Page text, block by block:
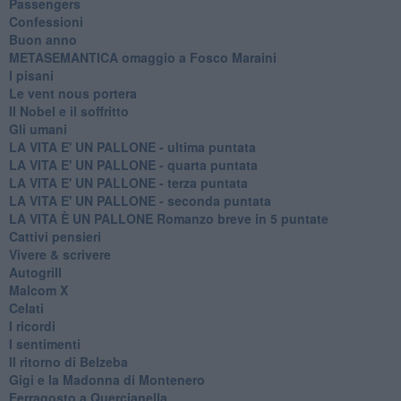
Confessioni
Buon anno
METASEMANTICA omaggio a Fosco Maraini
I pisani
Le vent nous portera
Il Nobel e il soffritto
Gli umani
LA VITA E' UN PALLONE - ultima puntata
LA VITA E' UN PALLONE - quarta puntata
LA VITA E' UN PALLONE - terza puntata
LA VITA E' UN PALLONE - seconda puntata
LA VITA È UN PALLONE Romanzo breve in 5 puntate
Cattivi pensieri
Vivere & scrivere
Autogrill
Malcom X
Celati
I ricordi
I sentimenti
Il ritorno di Belzeba
Gigi e la Madonna di Montenero
Ferragosto a Quercianella